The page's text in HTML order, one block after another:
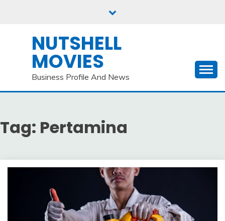
NUTSHELL
MOVIES
Business Profile And News
Tag: Pertamina